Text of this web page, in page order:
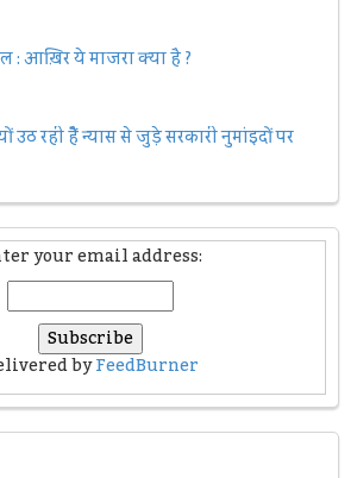
: आख़िर ये माजरा क्या है ?
उठ रही हैैं न्यास से जुड़े सरकारी नुमांइदों पर
your email address:
byFeedBurner